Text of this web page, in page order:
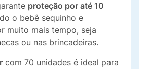
proteção por até 10
o bebê sequinho e
muito mais tempo, seja
ou nas brincadeiras.
com 70 unidades é ideal para